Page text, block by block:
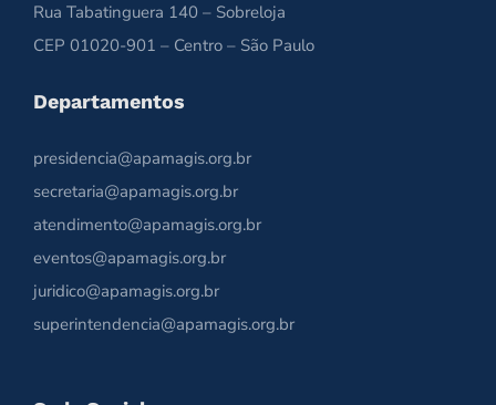
Rua Tabatinguera 140 – Sobreloja
CEP 01020-901 – Centro – São Paulo
Departamentos
presidencia@apamagis.org.br
secretaria@apamagis.org.br
atendimento@apamagis.org.br
eventos@apamagis.org.br
juridico@apamagis.org.br
superintendencia@apamagis.org.br